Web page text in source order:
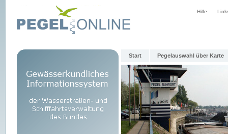
Hilfe
Start Pegelauswahl über Karte